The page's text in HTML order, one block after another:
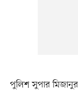
পুলিশ সুপার মিজানুর